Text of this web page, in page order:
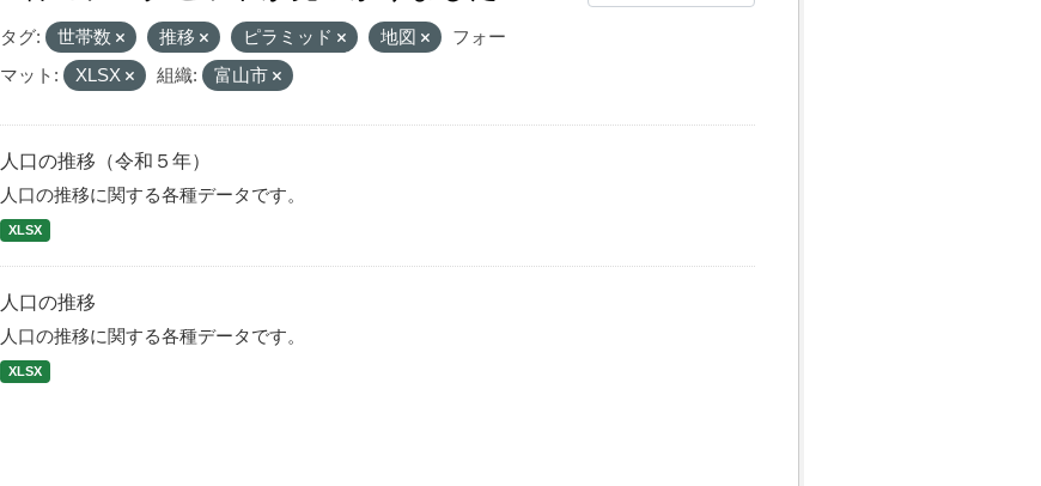
タグ: 世帯数 推移 ピラミッド 地図
フォー
マット:
XLSX 組織: 富山市
人口の推移（令和５年）
人口の推移に関する各種データです。
XLSX
人口の推移
人口の推移に関する各種データです。
XLSX